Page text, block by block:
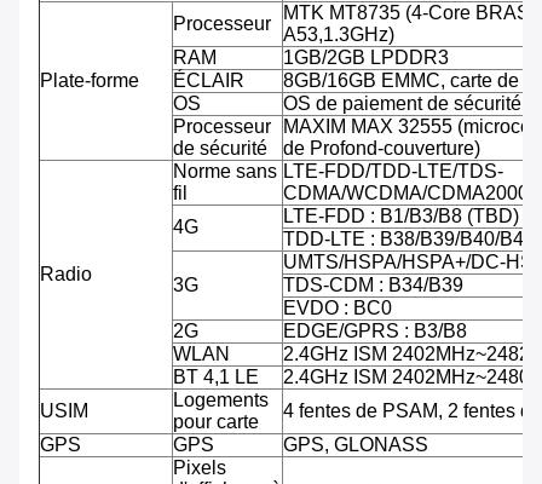
Plate-forme
Processeur
MTK MT8735 (4-Core BRAS
A53,1.3GHz)
RAM
1GB/2GB LPDDR3
ÉCLAIR
8GB/16GB EMMC, carte de
OS
OS de paiement de sécurité
Processeur
de sécurité
MAXIM MAX 32555
de Profond-couverture)
Radio
Norme sans
fil
LTE-FDD/TDD-LTE/TDS-
CDMA/WCDMA/CDMA2000/
4G
LTE-FDD : B1/B3/B8 (TBD)
TDD-LTE : B38/B39/B40/B41
3G
UMTS/HSPA/HSPA+/DC-
TDS-CDM : B34/B39
EVDO : BC0
2G
EDGE/GPRS : B3/B8
WLAN
2.4GHz ISM
BT 4,1 LE
2.4GHz ISM
USIM
Logements
pour carte
4 fentes de PSAM, 2 fentes
GPS
GPS GPS, GLONASS
Pixels